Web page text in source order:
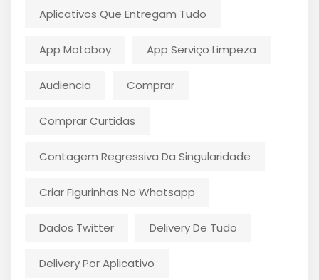
Aplicativos Que Entregam Tudo
App Motoboy App Serviço Limpeza
Audiencia Comprar
Comprar Curtidas
Contagem Regressiva Da Singularidade
Criar Figurinhas No Whatsapp
Dados Twitter Delivery De Tudo
Delivery Por Aplicativo